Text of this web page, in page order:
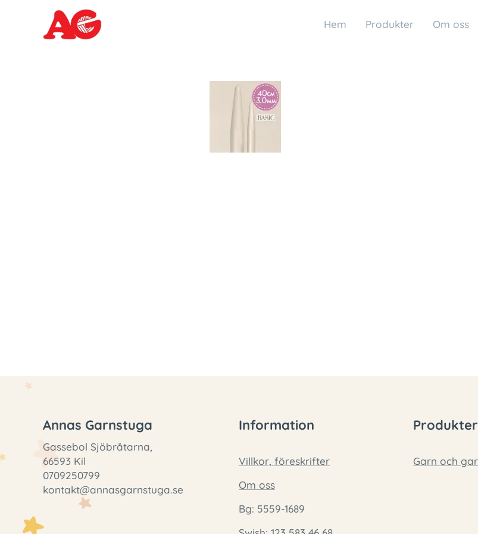
Hem Produkter Om oss
Annas Garnstuga
Gassebol Sjöbråtarna,
66593 Kil
0709250799
kontakt@annasgarnstuga.se
Information
Villkor, föreskrifter
Om oss
Bg: 5559-1689
Produkter
Garn och